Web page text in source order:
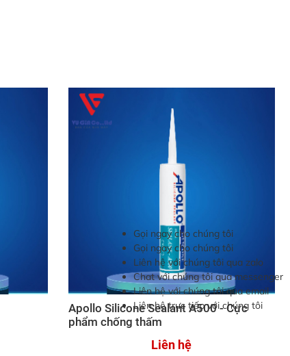
Apollo Silicone Sealant A500 - Cực
phẩm chống thấm
Liên hệ
Gọi ngay cho chúng tôi
Gọi ngay cho chúng tôi
Liên hệ với chúng tôi qua zalo
Chat với chúng tôi qua messenger
Liên hệ với chúng tôi qua email
Liên hệ trực tiếp với chúng tôi